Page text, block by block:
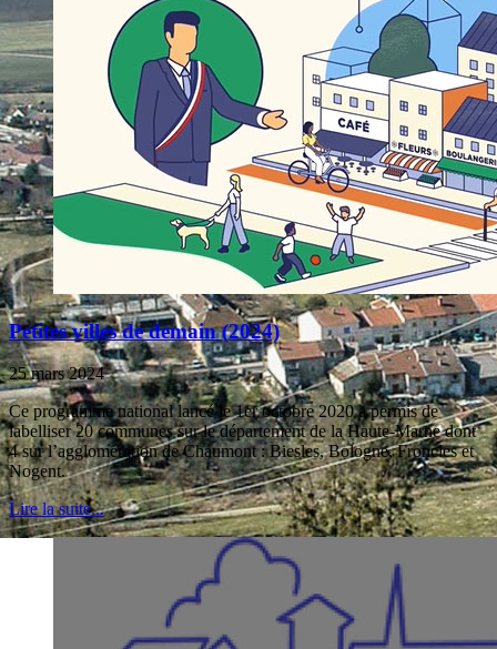
Petites villes de demain (2024)
25 mars 2024
Ce programme national lancé le 1er octobre 2020 a permis de
labelliser 20 communes sur le département de la Haute-Marne dont
4 sur l’agglomération de Chaumont : Biesles, Bologne, Froncles et
Nogent.
Lire la suite...